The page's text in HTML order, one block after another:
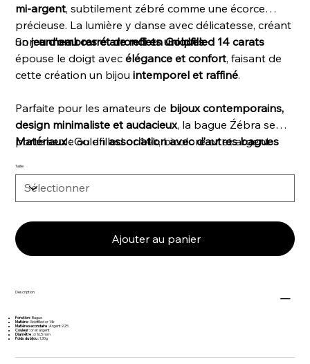
mi-argent, subtilement zébré comme une écorce
précieuse. La lumière y danse avec délicatesse, créant
unjeu d’ombres et de reflets uniques.
Sonanneau carré arrondi en Goldfilled 14 carats
épouse le doigt avecélégance et confort, faisant de
cette création un bijouintemporel et raffiné.
Parfaite pour les amateurs de bijoux contemporains,
design minimaliste et audacieux, la bague Źébra se
porte seule ou enassociation avec d’autres bagues
Matériaux :Goldfilled or 14k, bicolore or et argent.
Taille
Ajouter au panier
Description
Fonction: Bague
Matière:Goldfilled or 14k
Matière secondaire: Argent 925
Couleur: or et argent
Diamètre: ∅16,5 mm
Poids du bijou: 1,30g